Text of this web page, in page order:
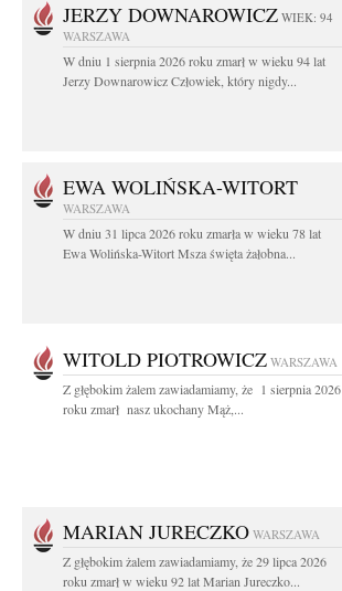
JERZY DOWNAROWICZ WIEK: 94
WARSZAWA
W dniu 1 sierpnia 2026 roku zmarł w wieku 94 lat
Jerzy Downarowicz Człowiek, który nigdy...
EWA WOLIŃSKA-WITORT
WARSZAWA
W dniu 31 lipca 2026 roku zmarła w wieku 78 lat
Ewa Wolińska-Witort Msza święta żałobna...
WITOLD PIOTROWICZ WARSZAWA
Z głębokim żalem zawiadamiamy, że 1 sierpnia 2026
roku zmarł nasz ukochany Mąż,...
MARIAN JURECZKO WARSZAWA
Z głębokim żalem zawiadamiamy, że 29 lipca 2026
roku zmarł w wieku 92 lat Marian Jureczko...